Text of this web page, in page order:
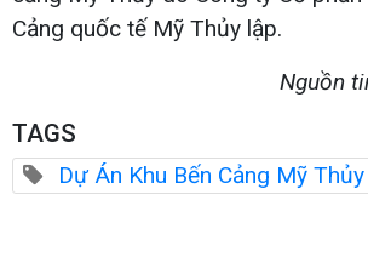
Cảng quốc tế Mỹ Thủy lập.
Nguồn
TAGS
Dự Án Khu Bến Cảng Mỹ Thủy